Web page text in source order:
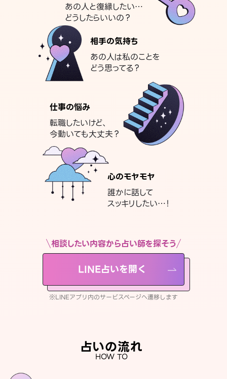
あの人と復縁したい…
どうしたらいいの？
相手の気持ち
あの人は私のことを
どう思ってる？
仕事の悩み
転職したいけど、
今動いても大丈夫？
心のモヤモヤ
誰かに話して
スッキリしたい…！
相談したい内容から占い師を探そう
LINE占いを開く
※LINEアプリ内のサービスページへ遷移します
占いの流れ
HOW TO